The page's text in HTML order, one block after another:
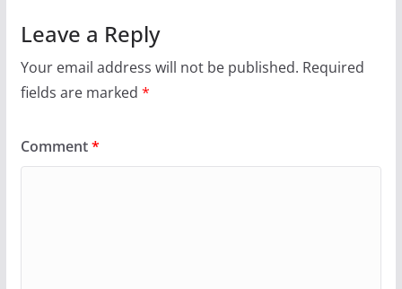
Leave a Reply
Your email address will not be published. Required
fields are marked *
Comment*